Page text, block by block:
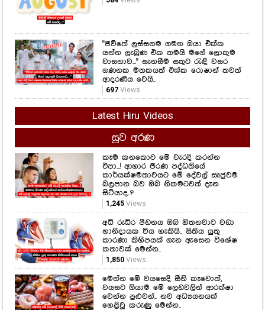
"ජීවිතේ ලස්සනම ගමන ඔයා එක්ක
යන්න ලැබුණ එක තමයි මගේ ලොකුම
වාසනාව..." සැනසීම සතුට රැඳි වසර
ගණනක මතකයත් එක්ක රොෂාන් තවත්
ආදරණීය වෙයි..
697Views
Latest Hiru Videos
සුව අරණ
කෑම කනකොට මේ වැරදි කරන්න
එපා...! ආහාර ජීරණ පද්ධතියේ
කාර්යක්ෂමතාවයට මේ දේවල් සෘජුවම
බලපාන බව ඔබ නිකමටවත් දැන
සිටියාද..?
1,245Views
අධි රුධිර පීඩනය ඔබ හිතනවාට වඩා
හානිදායක විය හැකියි.. සිතිය යුතු
කාරණා කිහිපයක් ගැන ඇසෙන විශේෂ
කතාවක් මෙන්න..
1,850Views
මෙන්න මේ වයසෙදි සීනි කෑවොත්,
වයසට ගියාම මේ ලෙඩවලින් ආරක්ෂා
වෙන්න පුළුවන්.. නව අධ්‍යයනයක්
හෙළිවූ කරුණු මෙන්න..